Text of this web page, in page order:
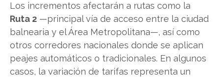
Los incrementos afectarán a rutas como la
Ruta 2 —principal vía de acceso entre la ciudad
balnearia y el Área Metropolitana—, así como
otros corredores nacionales donde se aplican
peajes automáticos o tradicionales. En algunos
casos, la variación de tarifas representa un